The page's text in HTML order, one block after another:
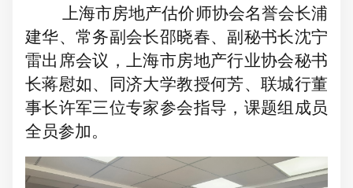
上海市房地产估价师协会名誉会长浦
建华、常务副会长邵晓春、副秘书长沈宁
雷出席会议，上海市房地产行业协会秘书
长蒋慰如、同济大学教授何芳、联城行董
事长许军三位专家参会指导，课题组成员
全员参加。